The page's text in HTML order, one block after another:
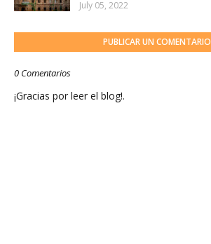
July 05, 2022
PUBLICAR UN COMENTARIO
0 Comentarios
¡Gracias por leer el blog!.